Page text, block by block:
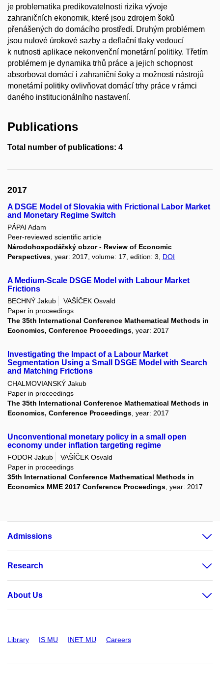
je problematika predikovatelnosti rizika vývoje
zahraničních ekonomik, které jsou zdrojem šoků
přenášených do domácího prostředí. Druhým problémem
jsou nulové úrokové sazby a deflační tlaky vedoucí
k nutnosti aplikace nekonvenční monetární politiky. Třetím
problémem je dynamika trhů práce a jejich schopnost
absorbovat domácí i zahraniční šoky a možnosti nástrojů
monetární politiky ovlivňovat domácí trhy práce v rámci
daného institucionálního nastavení.
Publications
Total number of publications: 4
2017
A DSGE Model of Slovakia with Frictional Labor Market
and Monetary Regime Switch
PÁPAI Adam
Peer-reviewed scientific article
Národohospodářský obzor - Review of Economic
Perspectives , year: 2017, volume: 17, edition: 3, DOI
A Medium-Scale DSGE Model with Labour Market
Frictions
BECHNÝ Jakub
VAŠÍČEK Osvald
Paper in proceedings
The 35th International Conference Mathematical Methods in
Economics, Conference Proceedings, year: 2017
Investigating the Impact of a Labour Market
Segmentation Using a Small DSGE Model with Search
and Matching Frictions
CHALMOVIANSKÝ Jakub
Paper in proceedings
The 35th International Conference Mathematical Methods in
Economics, Conference Proceedings , year: 2017
Unconventional monetary policy in a small open
economy under inflation targeting regime
FODOR Jakub
VAŠÍČEK Osvald
Paper in proceedings
35th International Conference Mathematical Methods in
Economics MME 2017 Conference Proceedings , year: 2017
Admissions
Research
About Us
Library IS MU INET MU Careers